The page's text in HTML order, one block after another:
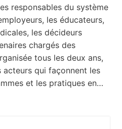
responsables du système
les éducateurs,
les décideurs
chargés des
tous les deux ans,
acteurs qui façonnent les
et les pratiques en…